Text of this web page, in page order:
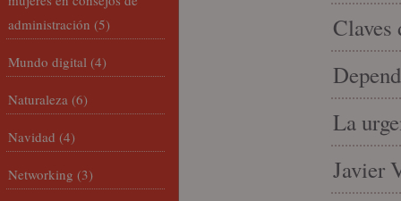
Claves
La
Javier
administración (5)
Mundo digital (4)
Naturaleza (6)
Navidad (4)
Networking (3)